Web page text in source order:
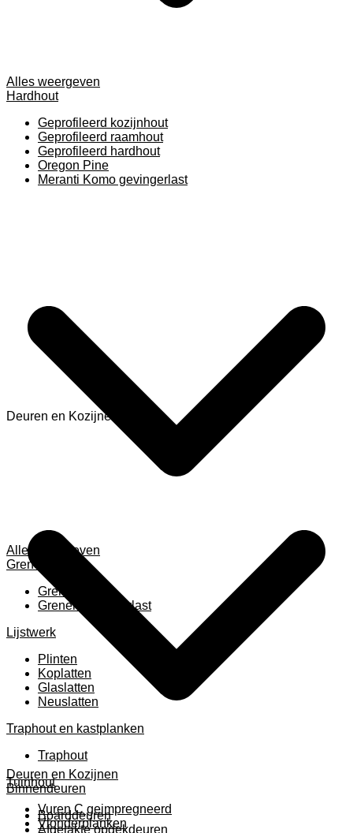
Alles weergeven
Hardhout
Geprofileerd kozijnhout
Geprofileerd raamhout
Geprofileerd hardhout
Oregon Pine
Meranti Komo gevingerlast
Alles weergeven
Grenen
Grenen B ruw
Grenen gevingerlast
Lijstwerk
Plinten
Koplatten
Glaslatten
Neuslatten
Traphout en kastplanken
Traphout
Tuinhout
Vuren C geimpregneerd
Vlonderplanken
Deuren en Kozijnen
Deuren en Kozijnen
Binnendeuren
Boarddeuren
Afgelakte opdekdeuren